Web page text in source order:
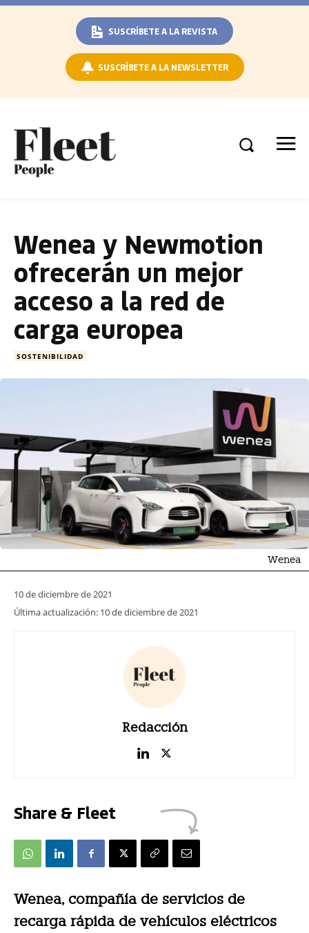
SUSCRÍBETE A LA REVISTA
SUSCRÍBETE A LA NEWSLETTER
Wenea y Newmotion
ofrecerán un mejor
acceso a la red de
carga europea
SOSTENIBILIDAD
Wenea
10 de diciembre de 2021
Última actualización: 10 de diciembre de 2021
Redacción
Share & Fleet
Wenea, compañía de servicios de
recarga rápida de vehículos eléctricos